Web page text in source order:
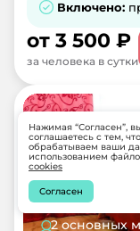
Включено:
от 3 500 ₽
за человека в сутки
2-местный
2 основных
Нажимая “Согласен”,
соглашаетесь с тем,
обрабатываем ваши
использованием
cookies
Согласен